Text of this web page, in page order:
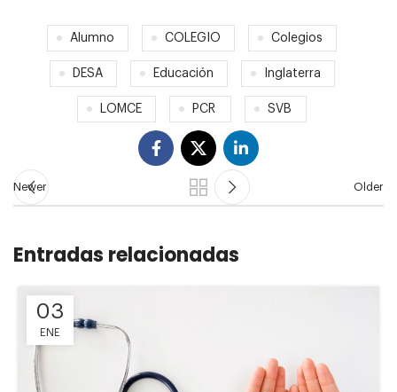
Alumno COLEGIO Colegios
DESA Educación Inglaterra
LOMCE PCR SVB
Newer Older
Entradas relacionadas
03
ENE